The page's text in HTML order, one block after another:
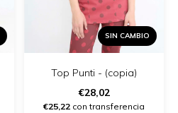
SIN CAMBIO
Top Punti - (copia)
€28,02
€25,22 con transferencia